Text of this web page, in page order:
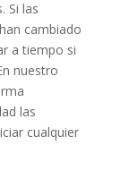
Si las
cambiado
a tiempo si
nuestro
las
cualquier